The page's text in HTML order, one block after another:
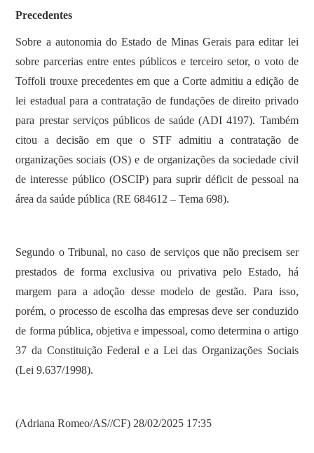
Precedentes
Sobre a autonomia do Estado de Minas Gerais para editar lei
sobre parcerias entre entes públicos e terceiro setor, o voto de
Toffoli trouxe precedentes em que a Corte admitiu a edição de
lei estadual para a contratação de fundações de direito privado
para prestar serviços públicos de saúde (ADI 4197). Também
citou a decisão em que o STF admitiu a contratação de
organizações sociais (OS) e de organizações da sociedade civil
de interesse público (OSCIP) para suprir déficit de pessoal na
área da saúde pública (RE 684612 – Tema 698).
Segundo o Tribunal, no caso de serviços que não precisem ser
prestados de forma exclusiva ou privativa pelo Estado, há
margem para a adoção desse modelo de gestão. Para isso,
porém, o processo de escolha das empresas deve ser conduzido
de forma pública, objetiva e impessoal, como determina o artigo
37 da Constituição Federal e a Lei das Organizações Sociais
(Lei 9.637/1998).
(Adriana Romeo/AS//CF) 28/02/2025 17:35